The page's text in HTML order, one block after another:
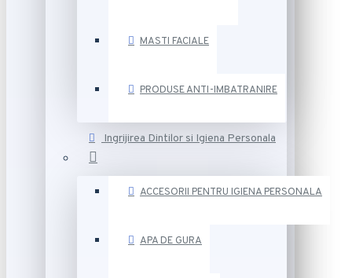
MASTI FACIALE
PRODUSE ANTI-IMBATRANIRE
Ingrijirea Dintilor si Igiena Personala
ACCESORII PENTRU IGIENA PERSONALA
APA DE GURA